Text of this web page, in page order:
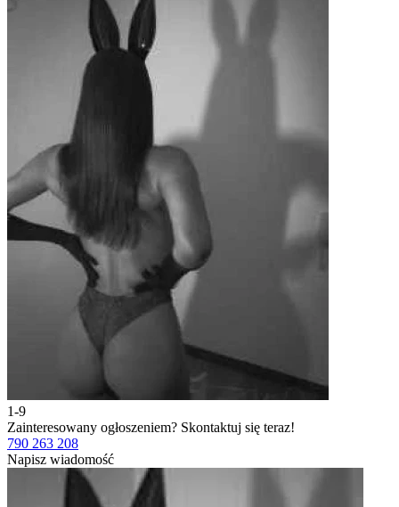
1-9
Zainteresowany ogłoszeniem? Skontaktuj się teraz!
790 263 208
Napisz wiadomość